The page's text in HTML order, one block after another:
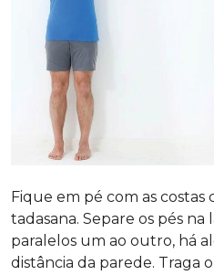
Fique em pé com as costas
tadasana. Separe os pés
paralelos um ao outro, há
distância da parede. Traga